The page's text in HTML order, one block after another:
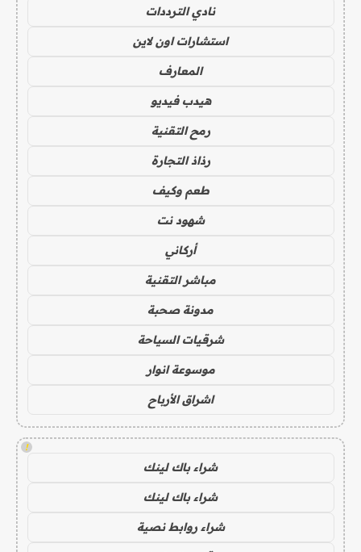
نادي الترددات
استشارات اون لاين
المعارف
هيدب فيديو
رمح التقنية
رذاذ التجارة
طعم وكيف
شهود نت
أركاني
مباشر التقنية
مدونة صحبة
شرقيات السياحة
موسوعة انوار
اشراق الأرباح
!
شراء باك لينك
شراء باك لينك
شراء روابط نصية